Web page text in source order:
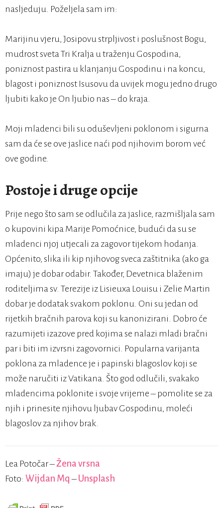
nasljeduju. Poželjela sam im:
Marijinu vjeru, Josipovu strpljivost i poslušnost Bogu,
mudrost sveta Tri Kralja u traženju Gospodina,
poniznost pastira u klanjanju Gospodinu i na koncu,
blagost i poniznost Isusovu da uvijek mogu jedno drugo
ljubiti kako je On ljubio nas – do kraja.
Moji mladenci bili su oduševljeni poklonom i sigurna
sam da će se ove jaslice naći pod njihovim borom već
ove godine.
Postoje i druge opcije
Prije nego što sam se odlučila za jaslice, razmišljala sam
o kupovini kipa Marije Pomoćnice, budući da su se
mladenci njoj utjecali za zagovor tijekom hodanja.
Općenito, slika ili kip njihovog sveca zaštitnika (ako ga
imaju) je dobar odabir. Također, Devetnica blaženim
roditeljima sv. Terezije iz Lisieuxa Louisu i Zelie Martin
dobar je dodatak svakom poklonu. Oni su jedan od
rijetkih bračnih parova koji su kanonizirani. Dobro će
razumijeti izazove pred kojima se nalazi mladi bračni
par i biti im izvrsni zagovornici. Popularna varijanta
poklona za mladence je i papinski blagoslov koji se
može naručiti iz Vatikana. Što god odlučili, svakako
mladencima poklonite i svoje vrijeme – pomolite se za
njih i prinesite njihovu ljubav Gospodinu, moleći
blagoslov za njihov brak.
Lea Potočar –Žena vrsna
Foto: Wijdan Mq – Unsplash